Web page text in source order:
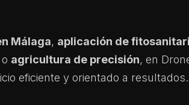
Málaga, aplicación de
o agricultura de precisión, en
eficiente y orientado a resultados.